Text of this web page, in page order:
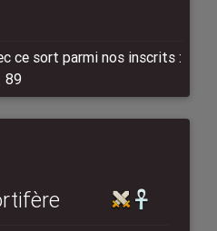
ce sort parmi nos inscrits :
89